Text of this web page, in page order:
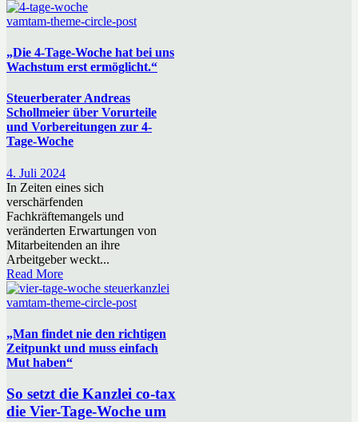
vamtam-theme-circle-post
„Die 4-Tage-Woche hat bei uns
Wachstum erst ermöglicht.“
Steuerberater Andreas
Schollmeier über Vorurteile
und Vorbereitungen zur 4-
Tage-Woche
4. Juli 2024
In Zeiten eines sich
verschärfenden
Fachkräftemangels und
veränderten Erwartungen von
Mitarbeitenden an ihre
Arbeitgeber weckt...
Read More
vamtam-theme-circle-post
„Man findet nie den richtigen
Zeitpunkt und muss einfach
Mut haben“
So setzt die Kanzlei co-tax
die Vier-Tage-Woche um